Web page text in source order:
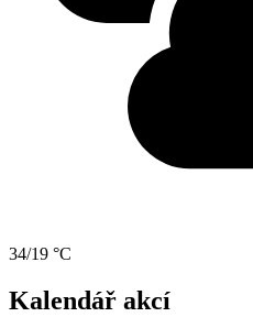
34/19 °C
Kalendář akcí